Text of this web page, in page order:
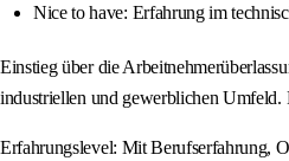
Nice to have: Erfahrung im
Einstieg über die
industriellen und gewerblichen Umfeld.
Erfahrungslevel: Mit Berufserfahrung,